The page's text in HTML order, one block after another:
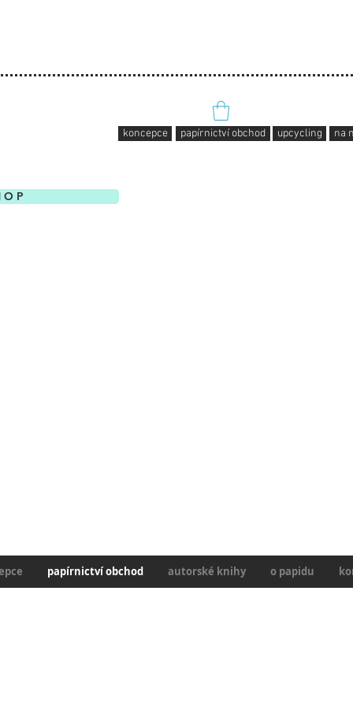
koncepce papírnictví obchod upcycling na
O P
papírnictví obchod autorské knihy o papidu